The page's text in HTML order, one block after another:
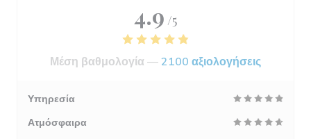
4.9 /5
Μέση βαθμολογία —2100 αξιολογήσεις
Υπηρεσία
Ατμόσφαιρα